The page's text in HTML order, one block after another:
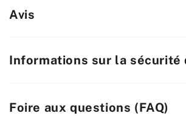
Avis
Informations sur la sécurité
Foire aux questions (FAQ)